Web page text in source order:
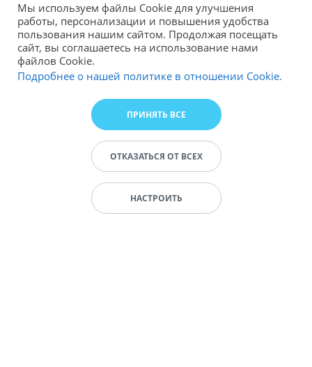
Мы используем файлы Cookie для улучшения
работы, персонализации и повышения удобства
пользования нашим сайтом. Продолжая посещать
сайт, вы соглашаетесь на использование нами
файлов Cookie.
Подробнее о нашей политике в отношении Cookie.
ПРИНЯТЬ ВСЕ
ОТКАЗАТЬСЯ ОТ ВСЕХ
НАСТРОИТЬ